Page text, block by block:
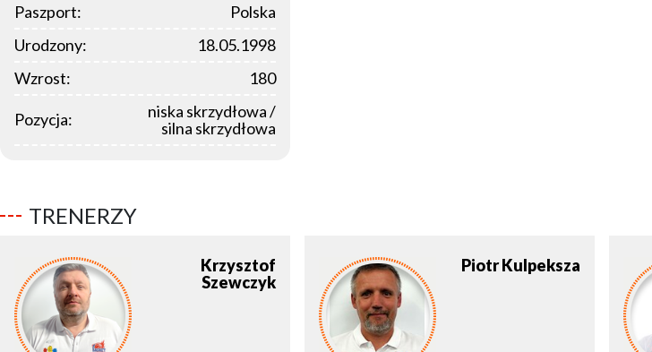
Paszport:
Polska
Urodzony:
18.05.1998
Wzrost:
180
Pozycja:
niska skrzydłowa /
silna skrzydłowa
TRENERZY
Krzysztof
Szewczyk
PiotrKulpeksza